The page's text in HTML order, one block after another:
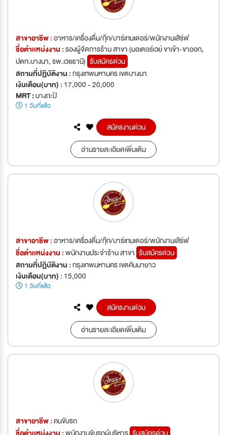
สาขาอาชีพ :อาหาร/เครื่องดื่ม/กุ๊ก/บาร์เทนเดอร์/พนักงานเสิร์ฟ
ชื่อตำเเหน่งงาน :รองผู้จัดการร้าน สาขา (มอเตอร์เวย์ ขาเข้า-ขาออก,
ปตท.บางนา, รพ.เวชธานี) รับสมัครด่วน
สถานที่ปฏิบัติงาน :กรุงเทพมหานคร เขตบางนา
เงินเดือน(บาท) : 17,000 - 20,000
MRT :บางกะปิ
1 วันที่แล้ว
สมัครงานด่วน
อ่านรายละเอียดเพิ่มเติม
สาขาอาชีพ :อาหาร/เครื่องดื่ม/กุ๊ก/บาร์เทนเดอร์/พนักงานเสิร์ฟ
ชื่อตำเเหน่งงาน :พนักงานประจำร้าน สาขา รับสมัครด่วน
สถานที่ปฏิบัติงาน :กรุงเทพมหานคร เขตคันนายาว
เงินเดือน(บาท) : 15,000
1 วันที่แล้ว
สมัครงานด่วน
อ่านรายละเอียดเพิ่มเติม
สาขาอาชีพ :คนขับรถ